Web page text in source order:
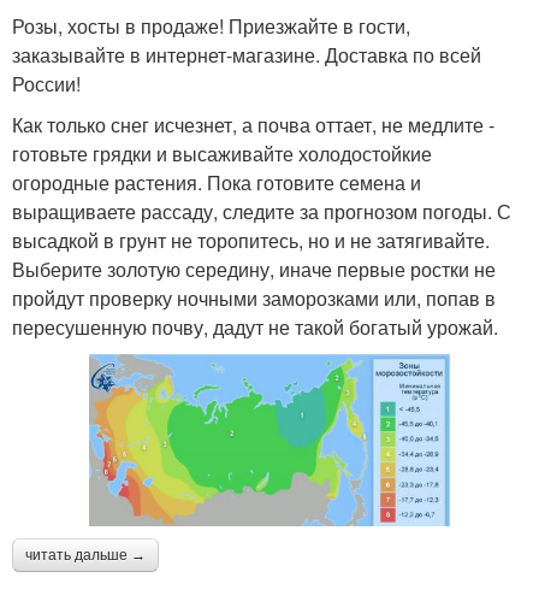
Розы, хосты в продаже! Приезжайте в гости,
заказывайте в интернет-магазине. Доставка по всей
России!
Как только снег исчезнет, а почва оттает, не медлите -
готовьте грядки и высаживайте холодостойкие
огородные растения. Пока готовите семена и
выращиваете рассаду, следите за прогнозом погоды. С
высадкой в грунт не торопитесь, но и не затягивайте.
Выберите золотую середину, иначе первые ростки не
пройдут проверку ночными заморозками или, попав в
пересушенную почву, дадут не такой богатый урожай.
читать дальше →